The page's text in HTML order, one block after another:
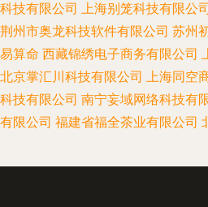
科技有限公司 上海别笼科技有限公司
荆州市奥龙科技软件有限公司 苏州
易算命 西藏锦绣电子商务有限公司
北京掌汇川科技有限公司 上海同空
科技有限公司 南宁妄域网络科技有
有限公司 福建省福全茶业有限公司